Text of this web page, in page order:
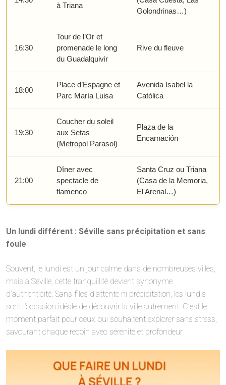
à Triana
Golondrinas…)
16:30
Tour de l’Or et
promenade le long
du Guadalquivir
Rive du fleuve
18:00
Place d’Espagne et
Parc María Luisa
Avenida Isabel la
Católica
19:30
Coucher du soleil
aux Setas
(Metropol Parasol)
Plaza de la
Encarnación
21:00
Dîner avec
spectacle de
flamenco
Santa Cruz ou Triana
(Casa de la Memoria,
El Arenal…)
Un lundi différent : Séville sans précipitation et sans
foule
Souvent, le lundi est un jour calme dans de nombreuses villes,
mais à Séville, cette tranquillité devient synonyme
d’authenticité. Sans files d’attente ni précipitation, les lundis
sont l’occasion idéale de découvrir la ville autrement. C’est le
moment parfait pour ceux qui souhaitent explorer sans stress,
savourant chaque recoin avec sérénité et profondeur.